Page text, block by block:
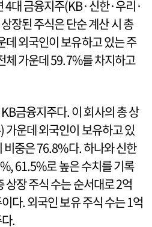
4대 금융지주(KB·신한·우리·
장된 주식은 단순 계산 시 총
외국인이 보유하고 있는 주
체 가운데 59.7%를 차지하고
금융지주다. 이 회사의 총 상
운데 외국인이 보유하고 있
중은 76.8%다. 하나와 신한
61.5%로 높은 수치를 기록
상장 주식 수는 순서대로 2억
다. 외국인 보유 주식 수는 1억
.